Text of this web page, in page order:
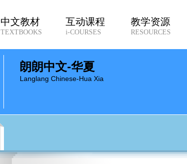
中文教材
TEXTBOOKS
互动课程
i-COURSES
教学资源
RESOURCES
朗朗中文-华夏
Langlang Chinese-Hua Xia